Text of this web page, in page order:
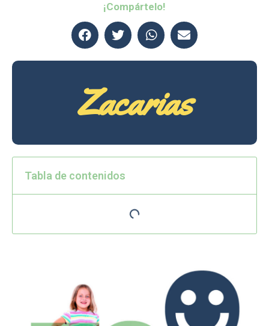
¡Compártelo!
Zacarias
Tabla de contenidos